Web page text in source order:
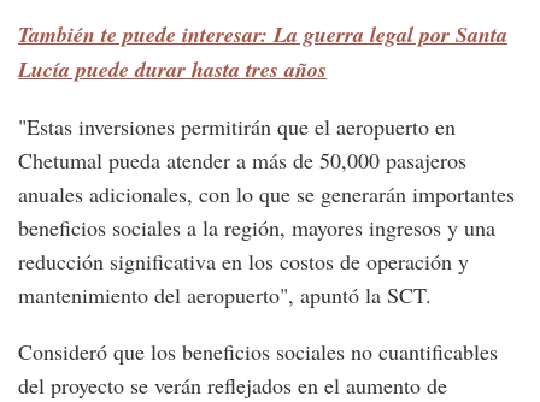
También te puede interesar: La guerra legal por Santa
Lucía puede durar hasta tres años
"Estas inversiones permitirán que el aeropuerto en
Chetumal pueda atender a más de 50,000 pasajeros
anuales adicionales, con lo que se generarán importantes
beneficios sociales a la región, mayores ingresos y una
reducción significativa en los costos de operación y
mantenimiento del aeropuerto", apuntó la SCT.
Consideró que los beneficios sociales no cuantificables
del proyecto se verán reflejados en el aumento de